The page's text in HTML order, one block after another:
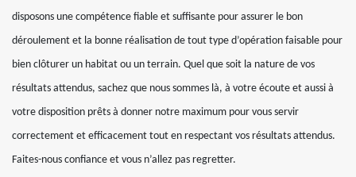
disposons une compétence fiable et suffisante pour assurer le bon
déroulement et la bonne réalisation de tout type d’opération faisable pour
bien clôturer un habitat ou un terrain. Quel que soit la nature de vos
résultats attendus, sachez que nous sommes là, à votre écoute et aussi à
votre disposition prêts à donner notre maximum pour vous servir
correctement et efficacement tout en respectant vos résultats attendus.
Faites-nous confiance et vous n’allez pas regretter.